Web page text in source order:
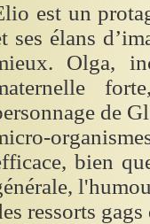
est un
ses élans
Olga,
de
bien
ressorts